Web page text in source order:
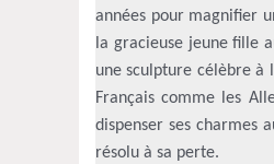
années pour magnifier
la gracieuse jeune fille
une sculpture célèbre à
Français comme les
dispenser ses charmes
résolu à sa perte.